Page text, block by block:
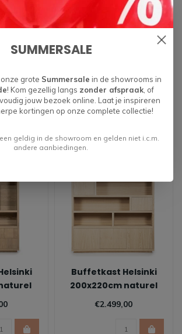
Buffetkast Helsinki
€1.499,00
Buffetkast Helsinki
200x220cm naturel
€2.499,00
SUMMERSALE
grote Summersale in de showrooms in
! Kom gezellig langs zonder afspraak, of
jouw bezoek online. Laat je inspireren
kortingen op onze complete collectie!
geldig in de showroom en gelden niet i.c.m.
andere aanbiedingen.